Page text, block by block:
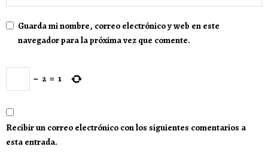
Guarda mi nombre, correo electrónico y web en este
navegador para la próxima vez que comente.
− 2 = 1
Recibir un correo electrónico con los siguientes comentarios a
esta entrada.